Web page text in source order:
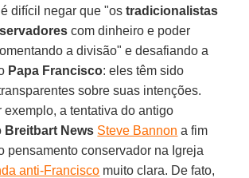
difícil negar que "ostradicionalistas
com dinheiro e poder
a divisão" e desafiando a
Papa Francisco: eles têm sido
sobre suas intenções.
exemplo, a tentativa do antigo
Breitbart News Steve Bannon a fim
pensamento conservador na Igreja
anti-Francisco muito clara. De fato,